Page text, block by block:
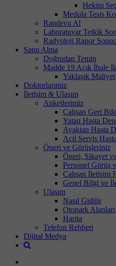
Hekim
Medula Tesis
Randevu Al
Laboratuvar Tetkik
Radyoloji Rapor
Satın Alma
Doğrudan Temin
Madde 19 Açık İhale
Yaklaşık Maliyet
Doktorlarımız
İletişim & Ulaşım
Anketlerimiz
Çalışan Geri
Yatan Hasta
Ayaktan Hasta
Acil Servis
Öneri ve Görüşleriniz
Öneri, Şikayet
Personel Görüş
Çalışan İletişim
Genel Bilgi ve
Ulaşım
Nasıl Gidilir
Otopark Alanları
Harita
Telefon Rehberi
Dijital Medya